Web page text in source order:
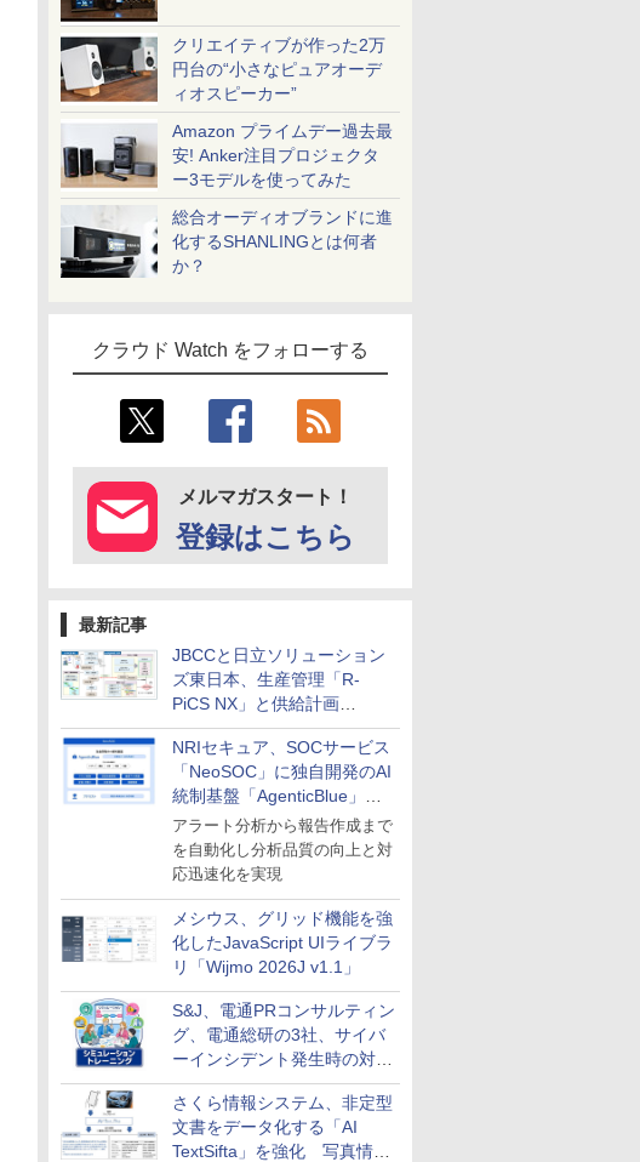
クリエイティブが作った2万
円台の“小さなピュアオーデ
ィオスピーカー”
Amazon プライムデー過去最
安! Anker注目プロジェクタ
ー3モデルを使ってみた
総合オーディオブランドに進
化するSHANLINGとは何者
か？
クラウド Watch をフォローする
メルマガスタート！
登録はこちら
最新記事
JBCCと日立ソリューション
ズ東日本、生産管理「R-
PiCS NX」と供給計画
「scSQUARE ISP」の連携サ
ービスを提供開始
NRIセキュア、SOCサービス
「NeoSOC」に独自開発のAI
統制基盤「AgenticBlue」を
導入
アラート分析から報告作成まで
を自動化し分析品質の向上と対
応迅速化を実現
メシウス、グリッド機能を強
化したJavaScript UIライブラ
リ「Wijmo 2026J v1.1」
S&J、電通PRコンサルティン
グ、電通総研の3社、サイバ
ーインシデント発生時の対応
と危機管理広報を一体的に訓
練するプログラムを提供
さくら情報システム、非定型
文書をデータ化する「AI
TextSifta」を強化 写真情報